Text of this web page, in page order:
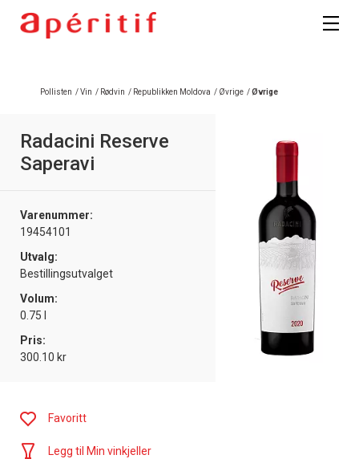
Pollisten /Vin / Rødvin / Republikken Moldova / Øvrige /Øvrige
Radacini Reserve
Saperavi
Varenummer:
19454101
Utvalg:
Bestillingsutvalget
Volum:
0.75 l
Pris:
300.10 kr
Favoritt
Legg til Min vinkjeller